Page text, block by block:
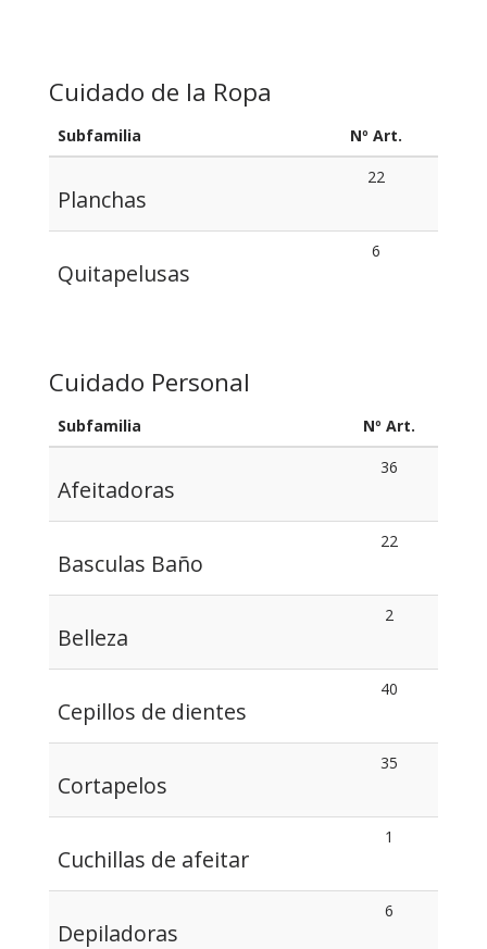
Cuidado de la Ropa
Subfamilia Nº Art.
Planchas
22
Quitapelusas
6
Cuidado Personal
Subfamilia Nº Art.
Afeitadoras
36
Basculas Baño
22
Belleza
2
Cepillos de dientes
40
Cortapelos
35
Cuchillas de afeitar
1
Depiladoras
6